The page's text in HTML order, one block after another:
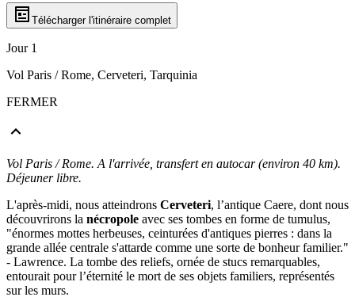
Télécharger l'itinéraire complet
Jour 1
Vol Paris / Rome, Cerveteri, Tarquinia
FERMER
Vol Paris / Rome. A l'arrivée, transfert en autocar (environ 40 km).
Déjeuner libre.
L'après-midi, nous atteindrons Cerveteri, l’antique Caere, dont nous
découvrirons la nécropole avec ses tombes en forme de tumulus,
"énormes mottes herbeuses, ceinturées d'antiques pierres : dans la
grande allée centrale s'attarde comme une sorte de bonheur familier."
- Lawrence. La tombe des reliefs, ornée de stucs remarquables,
entourait pour l’éternité le mort de ses objets familiers, représentés
sur les murs.